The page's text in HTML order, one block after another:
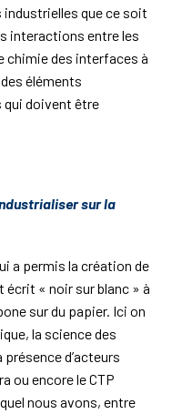
que ce soit
interactions entre les
chimie des interfaces à
éléments
qui doivent être
sur la
a permis la création de
écrit « noir sur blanc » à
sur du papier. Ici on
la science des
d’acteurs
ou encore le CTP
nous avons, entre